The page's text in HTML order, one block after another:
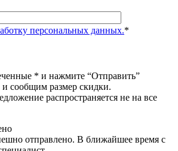
персональных данных.*
* и нажмите “Отправить”
сообщим размер скидки.
распространяется не на все
отправлено. В ближайшее время с